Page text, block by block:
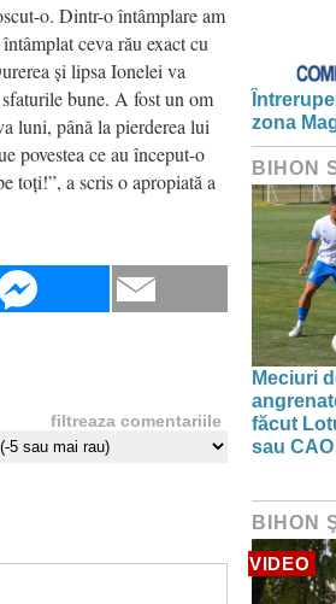
o. Dintr-o întâmplare am
ceva rău exact cu
și lipsa Ionelei va
bune. A fost un om
luni, până la pierderea lui
povestea ce au început-o
toți!”, a scris o apropiată a
filtreaza comentariile
zona
BIHON
Meciuri
făcut
sau CAO
BIHON
VIDEO